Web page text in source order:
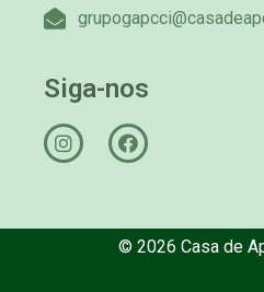
Siga-nos
© 2026 Casa de